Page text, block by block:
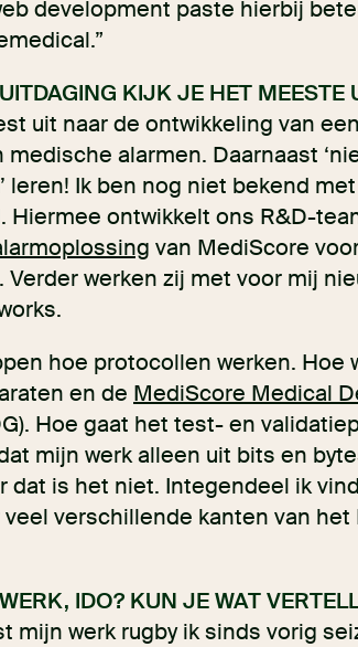
development paste hierbij
KIJK JE HET MEESTE
uit naar de ontwikkeling van
alarmen. Daarnaast
leren! Ik ben nog niet bekend
Hiermee ontwikkelt ons R&D-
van MediScore
Verder werken zij met voor mij
hoe protocollen werken.
en de MediScore Medical
Hoe gaat het test- en
mijn werk alleen uit bits en
dat is het niet. Integendeel ik
verschillende kanten van het
IDO? KUN JE WAT
mijn werk rugby ik sinds vorig